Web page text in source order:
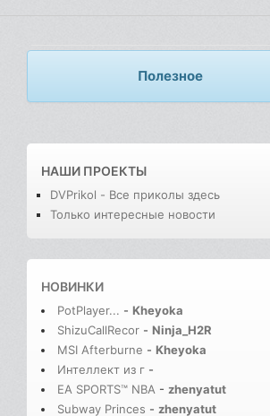
Полезное
НАШИ ПРОЕКТЫ
DVPrikol - Все приколы здесь
Только интересные новости
НОВИНКИ
PotPlayer... - Kheyoka
ShizuCallRecor - Ninja_H2R
MSI Afterburne - Kheyoka
Интеллект из г -
EA SPORTS™ NBA - zhenyatut
Subway Princes - zhenyatut